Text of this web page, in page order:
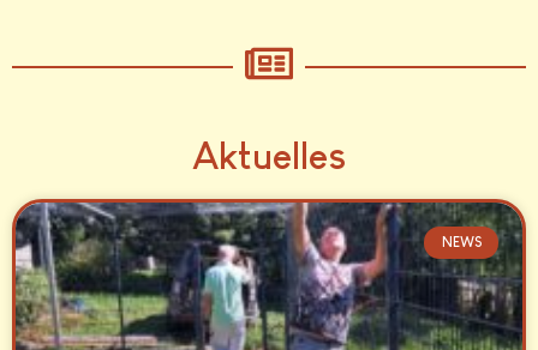
Aktuelles
NEWS